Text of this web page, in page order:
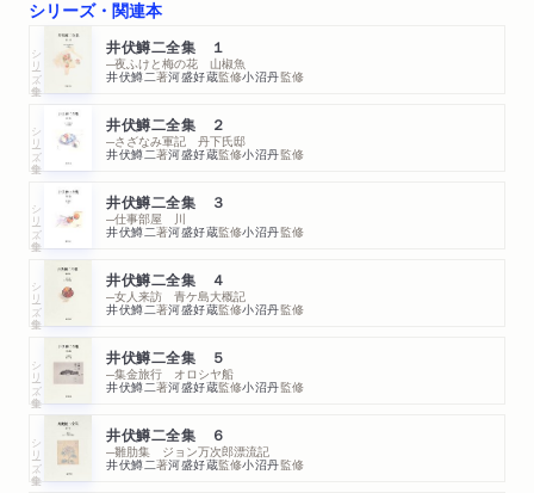
シリーズ・関連本
シリーズ・全集 井伏鱒二全集 １
─夜ふけと梅の花 山椒魚
井伏鱒二著河盛好蔵監修小沼丹監修
シリーズ・全集 井伏鱒二全集 ２
─さざなみ軍記 丹下氏邸
井伏鱒二著河盛好蔵監修小沼丹監修
シリーズ・全集 井伏鱒二全集 ３
─仕事部屋 川
井伏鱒二著河盛好蔵監修小沼丹監修
シリーズ・全集 井伏鱒二全集 ４
─女人来訪 青ケ島大概記
井伏鱒二著河盛好蔵監修小沼丹監修
シリーズ・全集 井伏鱒二全集 ５
─集金旅行 オロシヤ船
井伏鱒二著河盛好蔵監修小沼丹監修
シリーズ・全集 井伏鱒二全集 ６
─雛肋集 ジョン万次郎漂流記
井伏鱒二著河盛好蔵監修小沼丹監修